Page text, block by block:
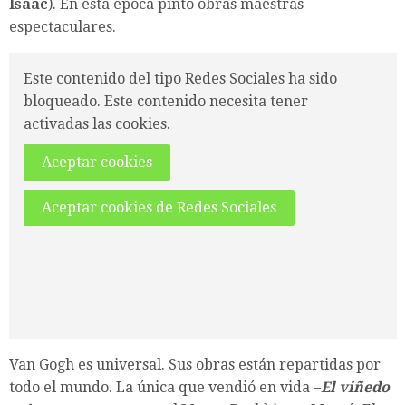
Isaac). En esta época pintó obras maestras
espectaculares.
Este contenido del tipo Redes Sociales ha sido
bloqueado. Este contenido necesita tener
activadas las cookies.
Aceptar cookies
Aceptar cookies de Redes Sociales
Van Gogh es universal. Sus obras están repartidas por
todo el mundo. La única que vendió en vida –El viñedo